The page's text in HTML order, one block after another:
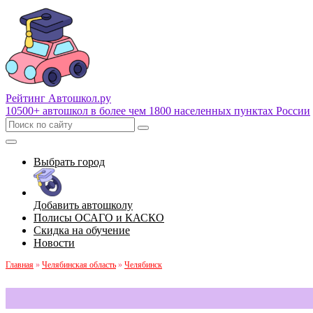
Рейтинг Автошкол.ру
10500+ автошкол в более чем 1800 населенных пунктах России
Выбрать город
Добавить автошколу
Полисы ОСАГО и КАСКО
Скидка на обучение
Новости
Главная » Челябинская область » Челябинск